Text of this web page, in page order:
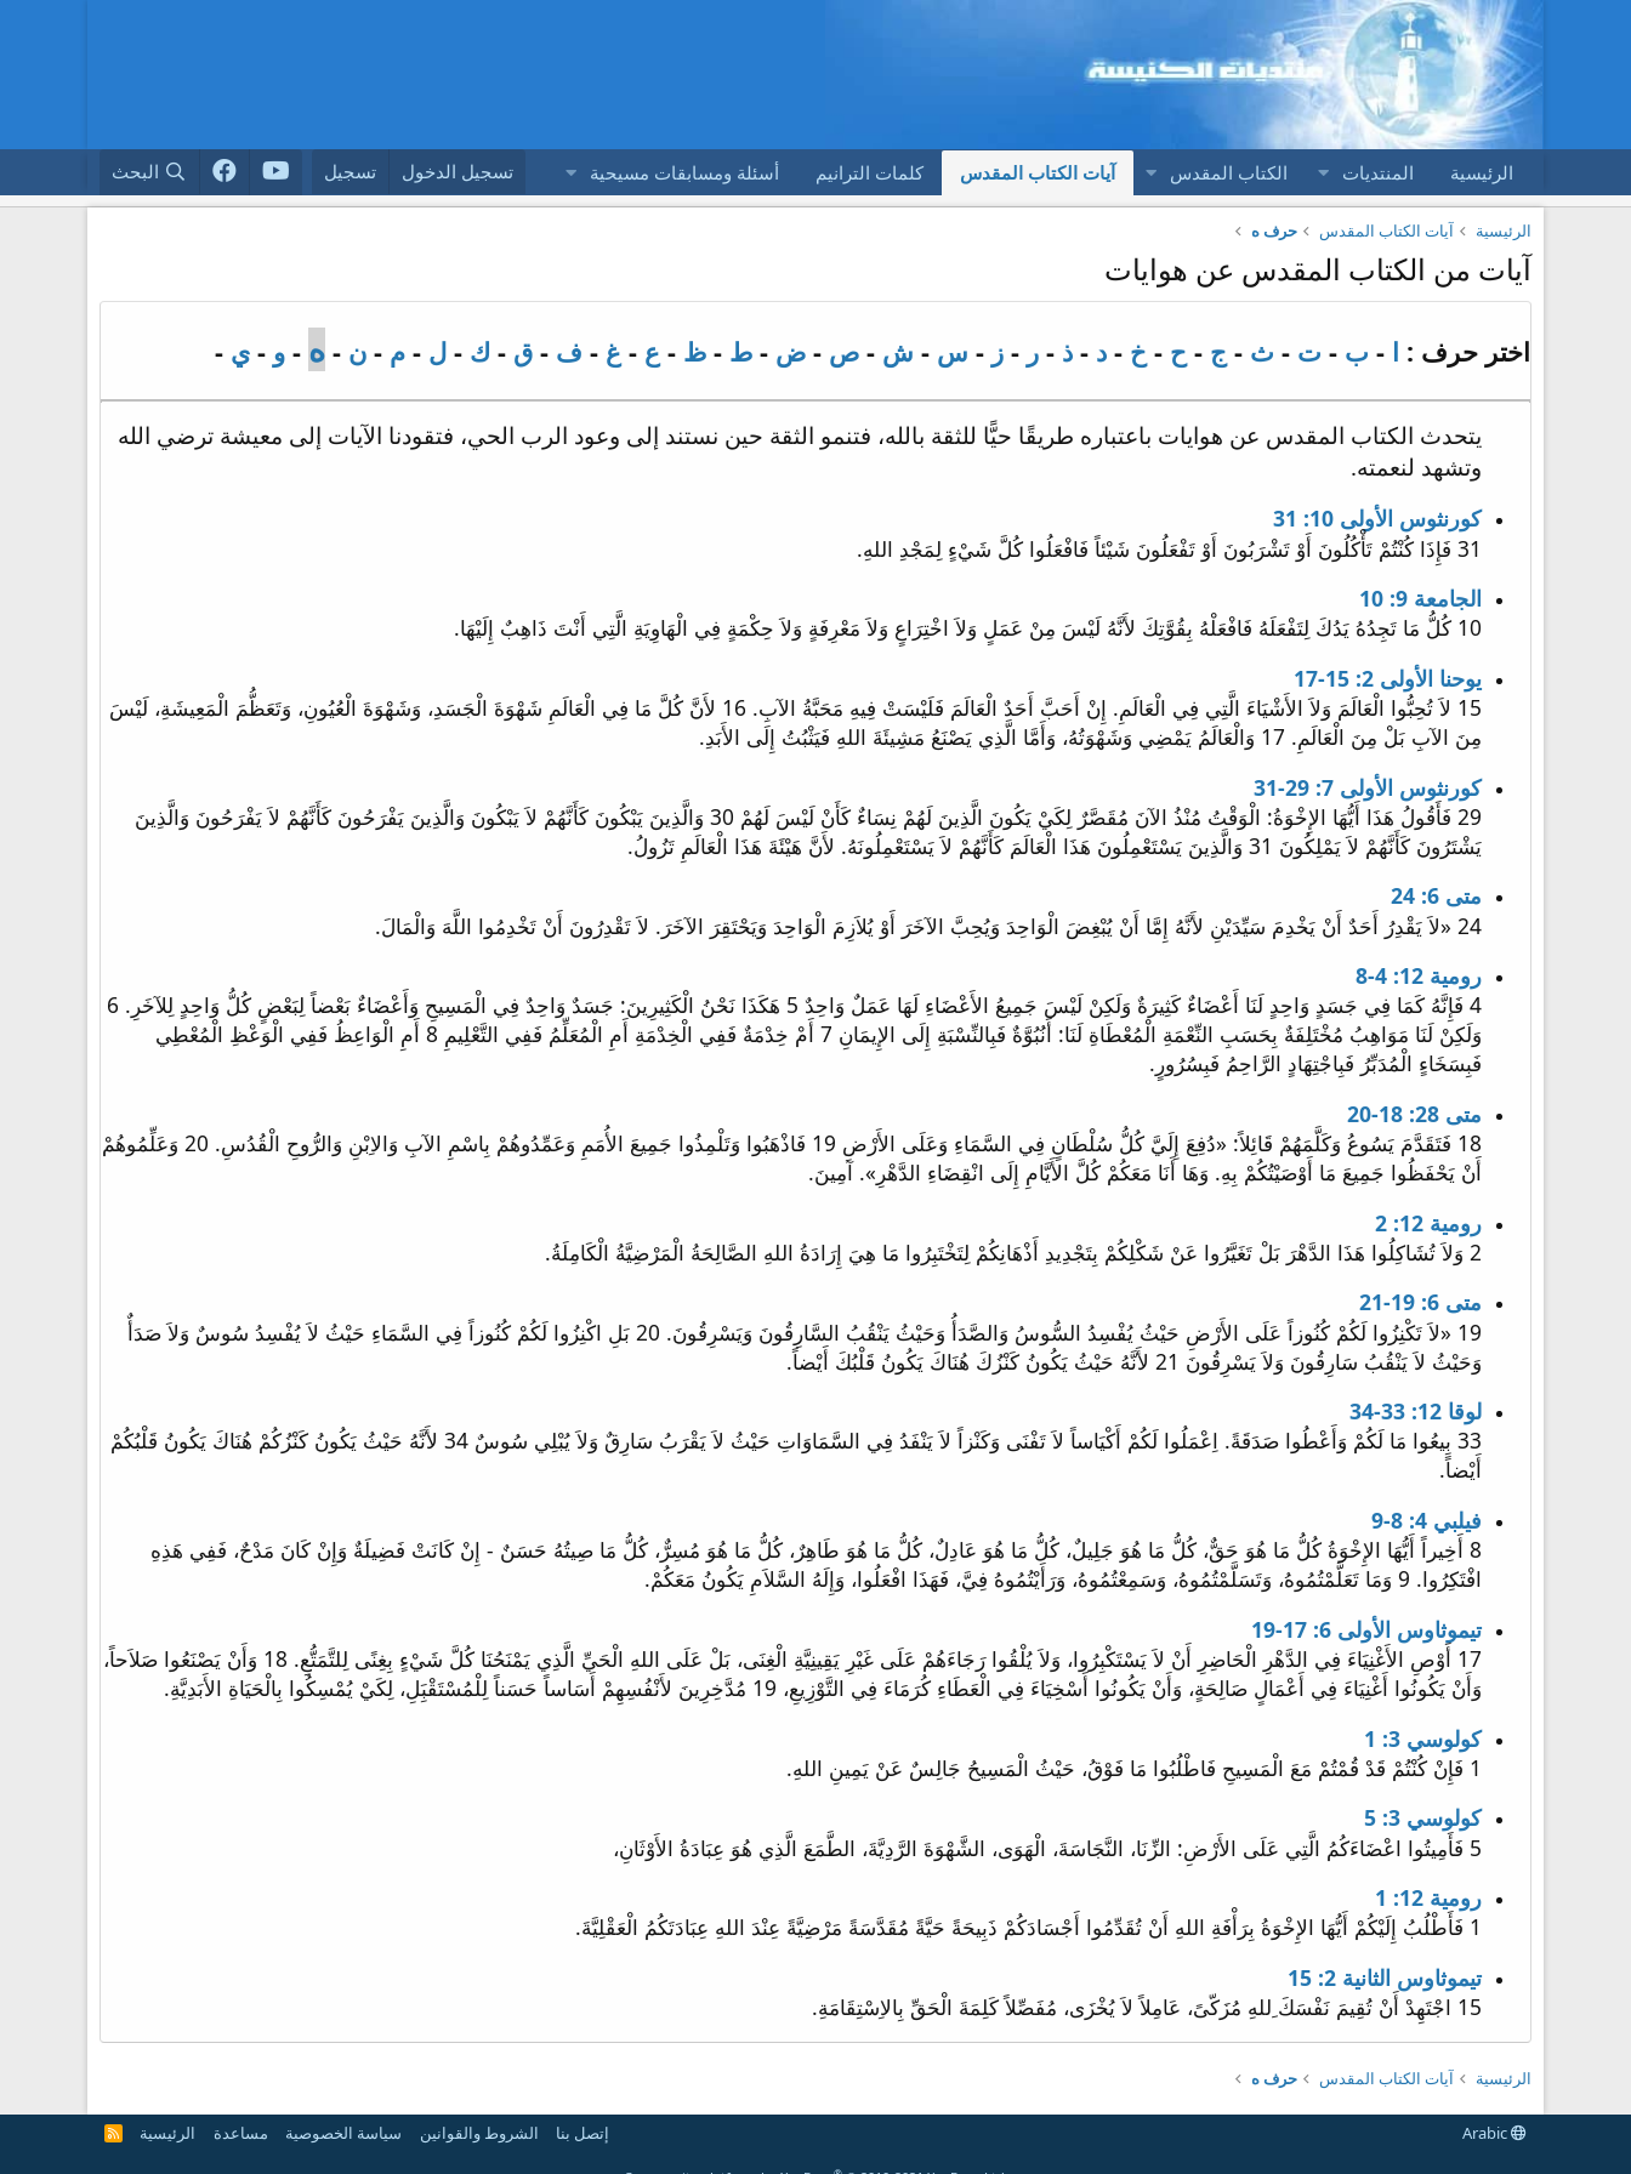
الرئيسية المنتديات الكتاب المقدس آيات الكتاب المقدس كلمات الترانيم أسئلة ومسابقات مسيحية تسجيل الدخول تسجيل البحث
الرئيسية آيات الكتاب المقدس حرف ه
آيات من الكتاب المقدس عن هوايات
اختر حرف : ا - ب - ت - ث - ج - ح - خ - د - ذ - ر - ز - س - ش - ص - ض - ط - ظ - ع - غ - ف - ق - ك - ل - م - ن - ه - و - ي -
يتحدث الكتاب المقدس عن هوايات باعتباره طريقًا حيًّا للثقة بالله، فتنمو الثقة حين نستند إلى وعود الرب الحي، فتقودنا الآيات إلى معيشة ترضي الله
وتشهد لنعمته.
كورنثوس الأولى 10: 31
31 فَإِذَا كُنْتُمْ تَأْكُلُونَ أَوْ تَشْرَبُونَ أَوْ تَفْعَلُونَ شَيْئاً فَافْعَلُوا كُلَّ شَيْءٍ لِمَجْدِ اللهِ.
الجامعة 9: 10
10 كُلُّ مَا تَجِدُهُ يَدُكَ لِتَفْعَلَهُ فَافْعَلْهُ بِقُوَّتِكَ لأَنَّهُ لَيْسَ مِنْ عَمَلٍ وَلاَ اخْتِرَاعٍ وَلاَ مَعْرِفَةٍ وَلاَ حِكْمَةٍ فِي الْهَاوِيَةِ الَّتِي أَنْتَ ذَاهِبٌ إِلَيْهَا.
يوحنا الأولى 2: 15-17
15 لاَ تُحِبُّوا الْعَالَمَ وَلاَ الأَشْيَاءَ الَّتِي فِي الْعَالَمِ. إِنْ أَحَبَّ أَحَدٌ الْعَالَمَ فَلَيْسَتْ فِيهِ مَحَبَّةُ الآبِ. 16 لأَنَّ كُلَّ مَا فِي الْعَالَمِ شَهْوَةَ الْجَسَدِ، وَشَهْوَةَ الْعُيُونِ، وَتَعَظُّمَ الْمَعِيشَةِ، لَيْسَ
مِنَ الآبِ بَلْ مِنَ الْعَالَمِ. 17 وَالْعَالَمُ يَمْضِي وَشَهْوَتُهُ، وَأَمَّا الَّذِي يَصْنَعُ مَشِيئَةَ اللهِ فَيَثْبُتُ إِلَى الأَبَدِ.
كورنثوس الأولى 7: 29-31
29 فَأَقُولُ هَذَا أَيُّهَا الإِخْوَةُ: الْوَقْتُ مُنْذُ الآنَ مُقَصَّرٌ لِكَيْ يَكُونَ الَّذِينَ لَهُمْ نِسَاءٌ كَأَنْ لَيْسَ لَهُمْ 30 وَالَّذِينَ يَبْكُونَ كَأَنَّهُمْ لاَ يَبْكُونَ وَالَّذِينَ يَفْرَحُونَ كَأَنَّهُمْ لاَ يَفْرَحُونَ وَالَّذِينَ
يَشْتَرُونَ كَأَنَّهُمْ لاَ يَمْلِكُونَ 31 وَالَّذِينَ يَسْتَعْمِلُونَ هَذَا الْعَالَمَ كَأَنَّهُمْ لاَ يَسْتَعْمِلُونَهُ. لأَنَّ هَيْئَةَ هَذَا الْعَالَمِ تَزُولُ.
متى 6: 24
24 «لاَ يَقْدِرُ أَحَدٌ أَنْ يَخْدِمَ سَيِّدَيْنِ لأَنَّهُ إِمَّا أَنْ يُبْغِضَ الْوَاحِدَ وَيُحِبَّ الآخَرَ أَوْ يُلاَزِمَ الْوَاحِدَ وَيَحْتَقِرَ الآخَرَ. لاَ تَقْدِرُونَ أَنْ تَخْدِمُوا اللَّهَ وَالْمَالَ.
رومية 12: 4-8
4 فَإِنَّهُ كَمَا فِي جَسَدٍ وَاحِدٍ لَنَا أَعْضَاءٌ كَثِيرَةٌ وَلَكِنْ لَيْسَ جَمِيعُ الأَعْضَاءِ لَهَا عَمَلٌ وَاحِدٌ 5 هَكَذَا نَحْنُ الْكَثِيرِينَ: جَسَدٌ وَاحِدٌ فِي الْمَسِيحِ وَأَعْضَاءٌ بَعْضاً لِبَعْضٍ كُلُّ وَاحِدٍ لِلآخَرِ. 6
وَلَكِنْ لَنَا مَوَاهِبُ مُخْتَلِفَةٌ بِحَسَبِ النِّعْمَةِ الْمُعْطَاةِ لَنَا: أَنُبُوَّةٌ فَبِالنِّسْبَةِ إِلَى الإِيمَانِ 7 أَمْ خِدْمَةٌ فَفِي الْخِدْمَةِ أَمِ الْمُعَلِّمُ فَفِي التَّعْلِيمِ 8 أَمِ الْوَاعِظُ فَفِي الْوَعْظِ الْمُعْطِي
فَبِسَخَاءٍ الْمُدَبِّرُ فَبِاجْتِهَادٍ الرَّاحِمُ فَبِسُرُورٍ.
متى 28: 18-20
18 فَتَقَدَّمَ يَسُوعُ وَكَلَّمَهُمْ قَائِلاً: «دُفِعَ إِلَيَّ كُلُّ سُلْطَانٍ فِي السَّمَاءِ وَعَلَى الأَرْضِ 19 فَاذْهَبُوا وَتَلْمِذُوا جَمِيعَ الأُمَمِ وَعَمِّدُوهُمْ بِاسْمِ الآبِ وَالاِبْنِ وَالرُّوحِ الْقُدُسِ. 20 وَعَلِّمُوهُمْ
أَنْ يَحْفَظُوا جَمِيعَ مَا أَوْصَيْتُكُمْ بِهِ. وَهَا أَنَا مَعَكُمْ كُلَّ الأَيَّامِ إِلَى انْقِضَاءِ الدَّهْرِ». آمِينَ.
رومية 12: 2
2 وَلاَ تُشَاكِلُوا هَذَا الدَّهْرَ بَلْ تَغَيَّرُوا عَنْ شَكْلِكُمْ بِتَجْدِيدِ أَذْهَانِكُمْ لِتَخْتَبِرُوا مَا هِيَ إِرَادَةُ اللهِ الصَّالِحَةُ الْمَرْضِيَّةُ الْكَامِلَةُ.
متى 6: 19-21
19 «لاَ تَكْنِزُوا لَكُمْ كُنُوزاً عَلَى الأَرْضِ حَيْثُ يُفْسِدُ السُّوسُ وَالصَّدَأُ وَحَيْثُ يَنْقُبُ السَّارِقُونَ وَيَسْرِقُونَ. 20 بَلِ اكْنِزُوا لَكُمْ كُنُوزاً فِي السَّمَاءِ حَيْثُ لاَ يُفْسِدُ سُوسٌ وَلاَ صَدَأٌ
وَحَيْثُ لاَ يَنْقُبُ سَارِقُونَ وَلاَ يَسْرِقُونَ 21 لأَنَّهُ حَيْثُ يَكُونُ كَنْزُكَ هُنَاكَ يَكُونُ قَلْبُكَ أَيْضاً.
لوقا 12: 33-34
33 بِيعُوا مَا لَكُمْ وَأَعْطُوا صَدَقَةً. اِعْمَلُوا لَكُمْ أَكْيَاساً لاَ تَفْنَى وَكَنْزاً لاَ يَنْفَدُ فِي السَّمَاوَاتِ حَيْثُ لاَ يَقْرَبُ سَارِقٌ وَلاَ يُبْلِي سُوسٌ 34 لأَنَّهُ حَيْثُ يَكُونُ كَنْزُكُمْ هُنَاكَ يَكُونُ قَلْبُكُمْ
أَيْضاً.
فيلبي 4: 8-9
8 أَخِيراً أَيُّهَا الإِخْوَةُ كُلُّ مَا هُوَ حَقٌّ، كُلُّ مَا هُوَ جَلِيلٌ، كُلُّ مَا هُوَ عَادِلٌ، كُلُّ مَا هُوَ طَاهِرٌ، كُلُّ مَا هُوَ مُسِرٌّ، كُلُّ مَا صِيتُهُ حَسَنٌ - إِنْ كَانَتْ فَضِيلَةٌ وَإِنْ كَانَ مَدْحٌ، فَفِي هَذِهِ
افْتَكِرُوا. 9 وَمَا تَعَلَّمْتُمُوهُ، وَتَسَلَّمْتُمُوهُ، وَسَمِعْتُمُوهُ، وَرَأَيْتُمُوهُ فِيَّ، فَهَذَا افْعَلُوا، وَإِلَهُ السَّلاَمِ يَكُونُ مَعَكُمْ.
تيموثاوس الأولى 6: 17-19
17 أَوْصِ الأَغْنِيَاءَ فِي الدَّهْرِ الْحَاضِرِ أَنْ لاَ يَسْتَكْبِرُوا، وَلاَ يُلْقُوا رَجَاءَهُمْ عَلَى غَيْرِ يَقِينِيَّةِ الْغِنَى، بَلْ عَلَى اللهِ الْحَيِّ الَّذِي يَمْنَحُنَا كُلَّ شَيْءٍ بِغِنًى لِلتَّمَتُّعِ. 18 وَأَنْ يَصْنَعُوا صَلاَحاً،
وَأَنْ يَكُونُوا أَغْنِيَاءَ فِي أَعْمَالٍ صَالِحَةٍ، وَأَنْ يَكُونُوا أَسْخِيَاءَ فِي الْعَطَاءِ كُرَمَاءَ فِي التَّوْزِيعِ، 19 مُدَّخِرِينَ لأَنْفُسِهِمْ أَسَاساً حَسَناً لِلْمُسْتَقْبَِلِ، لِكَيْ يُمْسِكُوا بِالْحَيَاةِ الأَبَدِيَّةِ.
كولوسي 3: 1
1 فَإِنْ كُنْتُمْ قَدْ قُمْتُمْ مَعَ الْمَسِيحِ فَاطْلُبُوا مَا فَوْقُ، حَيْثُ الْمَسِيحُ جَالِسٌ عَنْ يَمِينِ اللهِ.
كولوسي 3: 5
5 فَأَمِيتُوا اعْضَاءَكُمُ الَّتِي عَلَى الأَرْضِ: الزِّنَا، النَّجَاسَةَ، الْهَوَى، الشَّهْوَةَ الرَّدِيَّةَ، الطَّمَعَ الَّذِي هُوَ عِبَادَةُ الأَوْثَانِ،
رومية 12: 1
1 فَأَطْلُبُ إِلَيْكُمْ أَيُّهَا الإِخْوَةُ بِرَأْفَةِ اللهِ أَنْ تُقَدِّمُوا أَجْسَادَكُمْ ذَبِيحَةً حَيَّةً مُقَدَّسَةً مَرْضِيَّةً عِنْدَ اللهِ عِبَادَتَكُمُ الْعَقْلِيَّةَ.
تيموثاوس الثانية 2: 15
15 اجْتَهِدْ أَنْ تُقِيمَ نَفْسَكَ ِللهِ مُزَكّىً، عَامِلاً لاَ يُخْزَى، مُفَصِّلاً كَلِمَةَ الْحَقِّ بِالاِسْتِقَامَةِ.
الرئيسية آيات الكتاب المقدس حرف ه
إتصل بنا الشروط والقوانين سياسة الخصوصية مساعدة الرئيسية
R